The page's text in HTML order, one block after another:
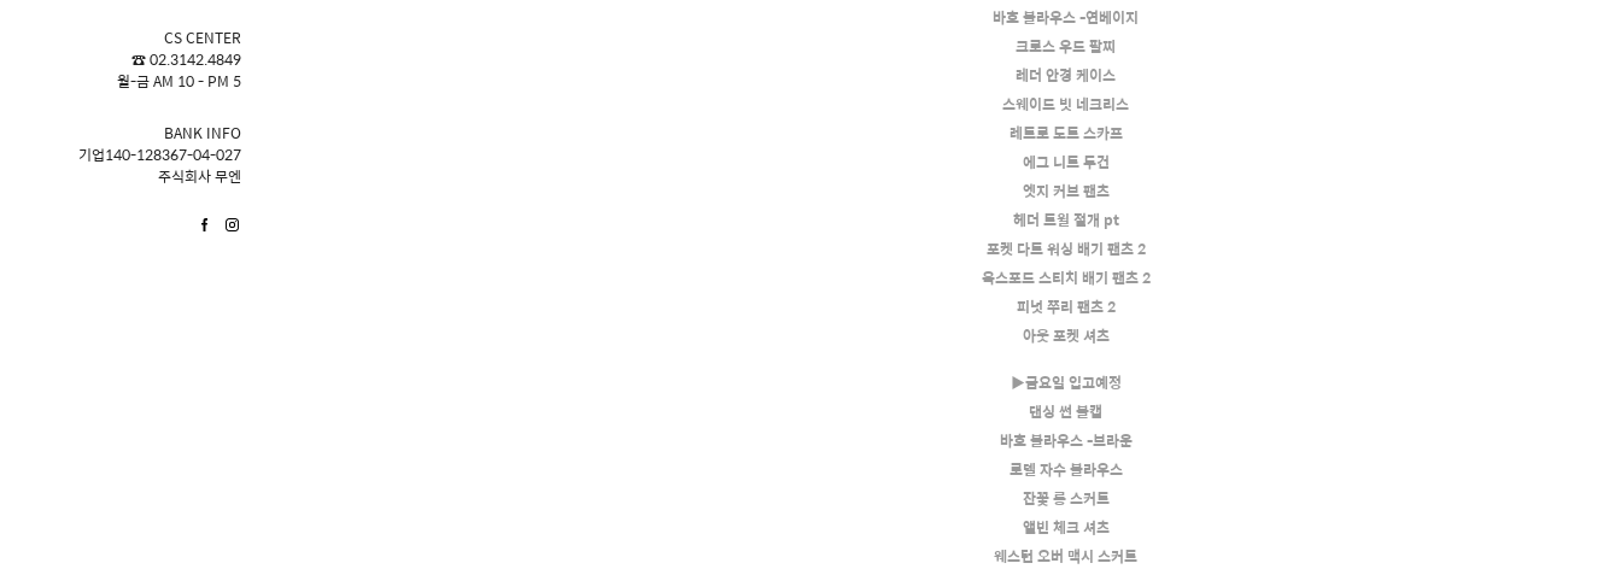
CS CENTER
☎ 02.3142.4849
월-금 AM 10 - PM 5
BANK INFO
기업140-128367-04-027
주식회사 무엔
바흐 블라우스 -연베이지
크로스 우드 팔찌
레더 안경 케이스
스웨이드 빗 네크리스
레트로 도트 스카프
에그 니트 두건
엣지 커브 팬츠
헤더 트윌 절개 pt
포켓 다트 워싱 배기 팬츠 2
옥스포드 스티치 배기 팬츠 2
피넛 쭈리 팬츠 2
아웃 포켓 셔츠
▶금요일 입고예정
댄싱 썬 볼캡
바흐 블라우스 -브라운
로렐 자수 블라우스
잔꽃 롱 스커트
앨빈 체크 셔츠
웨스턴 오버 맥시 스커트